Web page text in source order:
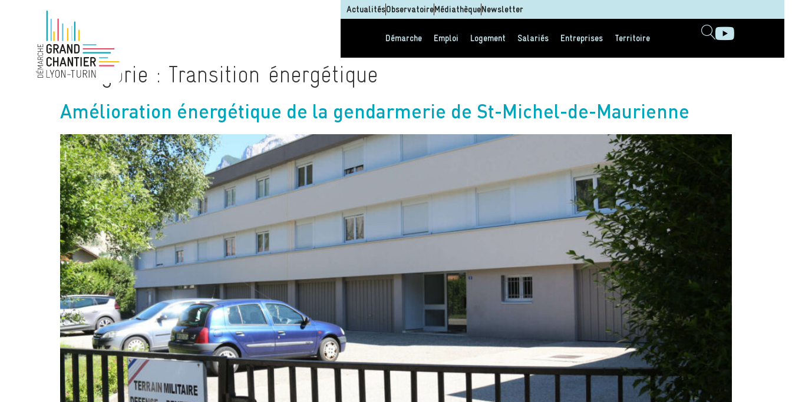
ActualitésObservatoireMédiathèqueNewsletter
Démarche Emploi Logement Salariés Entreprises Territoire
Catégorie : Transition énergétique
Amélioration énergétique de la gendarmerie de St-Michel-de-Maurienne